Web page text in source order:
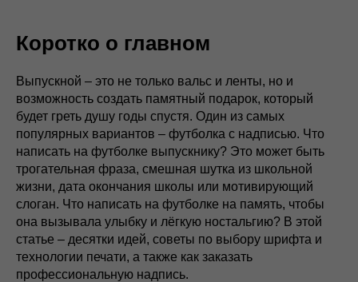
Коротко о главном
Выпускной – это не только вальс и ленты, но и
возможность создать памятный подарок, который
будет греть душу годы спустя. Один из самых
популярных вариантов – футболка с надписью. Что
написать на футболке выпускнику? Это может быть
трогательная фраза, смешная шутка из школьной
жизни, дата окончания школы или мотивирующий
слоган. Что написать на футболке на память, чтобы
она вызывала улыбку и лёгкую ностальгию? В этой
статье – десятки идей, советы по выбору шрифта и
технологии печати, а также как заказать
профессиональную надпись.